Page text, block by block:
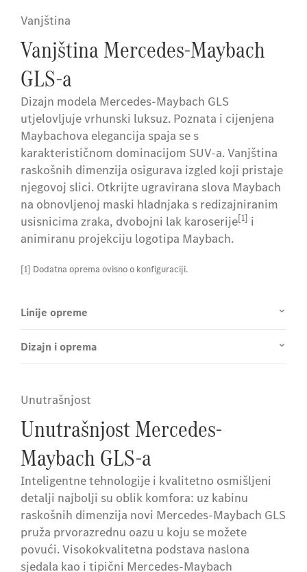
Vanjština
Vanjština Mercedes-Maybach
GLS-a
Dizajn modela Mercedes-Maybach GLS
utjelovljuje vrhunski luksuz. Poznata i cijenjena
Maybachova elegancija spaja se s
karakterističnom dominacijom SUV-a. Vanjština
raskošnih dimenzija osigurava izgled koji pristaje
njegovoj slici. Otkrijte ugravirana slova Maybach
na obnovljenoj maski hladnjaka s redizajniranim
usisnicima zraka, dvobojni lak karoserije[1] i
animiranu projekciju logotipa Maybach.
[1] Dodatna oprema ovisno o konfiguraciji.
Linije opreme
Dizajn i oprema
Unutrašnjost
Unutrašnjost Mercedes-
Maybach GLS-a
Inteligentne tehnologije i kvalitetno osmišljeni
detalji najbolji su oblik komfora: uz kabinu
raskošnih dimenzija novi Mercedes-Maybach GLS
pruža prvorazrednu oazu u koju se možete
povući. Visokokvalitetna podstava naslona
sjedala kao i tipični Mercedes-Maybach